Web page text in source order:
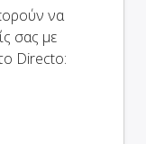
να
σας με
Directo: